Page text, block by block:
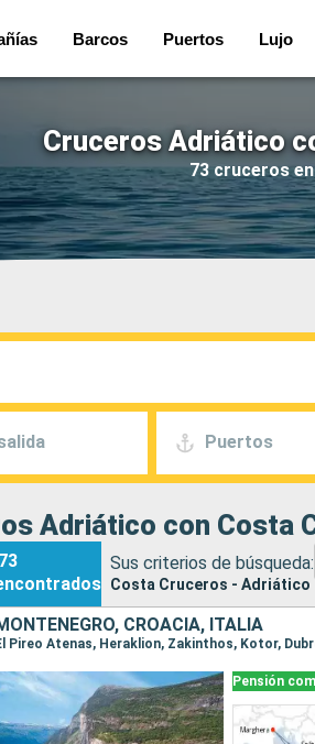
Barcos Puertos Lujo
Cruceros Adriático
73 cruceros
Puertos
Adriático con Costa
73
Sus criterios de búsqueda:
Costa Cruceros - Adriático
CROACIA, ITALIA
Pensión